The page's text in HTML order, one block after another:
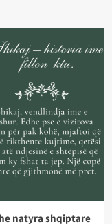
natyra shqiptare